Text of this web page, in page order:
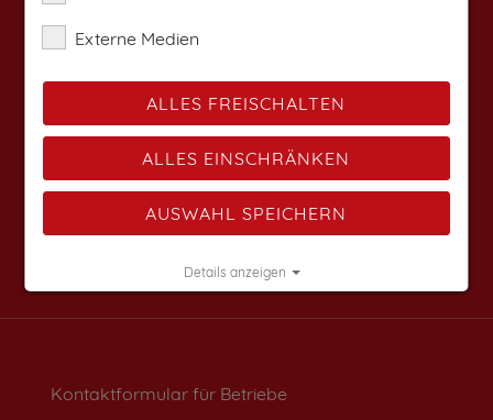
Kontaktformular für Betriebe
Externe Medien
ALLES FREISCHALTEN
ALLES EINSCHRÄNKEN
AUSWAHL SPEICHERN
Details anzeigen
Impressum|Datenschutz